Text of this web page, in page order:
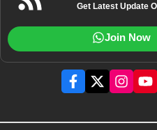
Get Latest Update
Join Now